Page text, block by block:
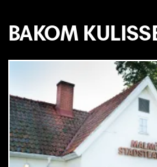
BAKOM